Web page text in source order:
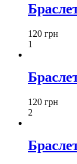
120 грн
1
120 грн
2